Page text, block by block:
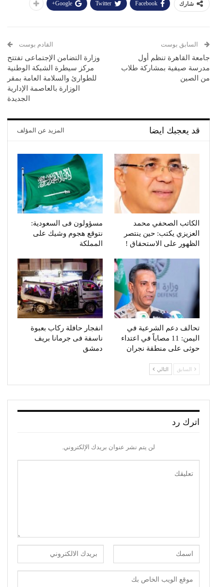
شارك Facebook
Twitter
Google+
السابق بوست
جامعة القاهرة تنظم أول
مدرسة صيفية بمشاركة طلاب
من الصين
القادم بوست
وزارة التضامن الإجتماعى تفتتح
مركز سيطرة الشبكة الوطنية
للطوارئ والسلامة العامة بمقر
الوزارة بالعاصمة الإدارية
الجديدة
قد يعجبك ايضا المزيد عن المؤلف
الكاتب الصحفي محمد
العزيزي يكتب: حين ينتصر
الظهور على الاستحقاق !
مسؤولون فى السعودية:
نتوقع هجوم وشيك على
المملكة
تحالف دعم الشرعية في
اليمن: 11 مصاباً في اعتداء
حوثى على منطقة نجران
انفجار حافلة ركاب بعبوة
ناسفة فى جرمانا بريف
دمشق
السابق التالي
اترك رد
لن يتم نشر عنوان بريدك الإلكتروني.